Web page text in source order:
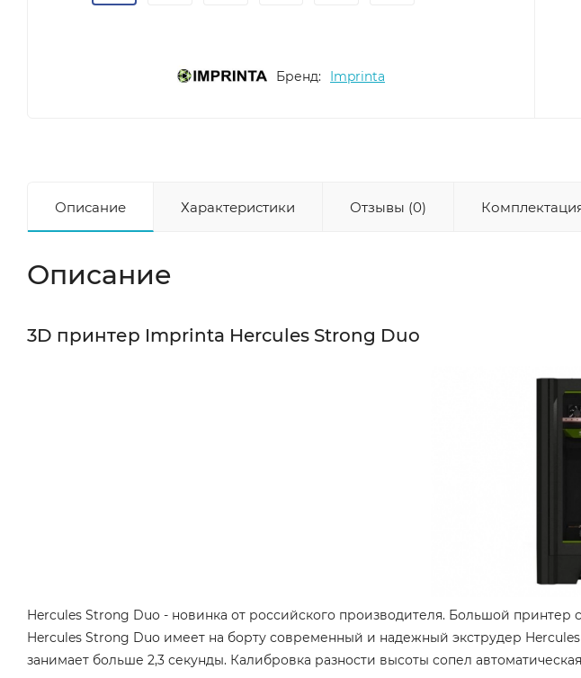
Бренд: Imprinta
Описание Характеристики Отзывы (0)
Описание
3D принтер Imprinta Hercules Strong Duo
Hercules Strong Duo - новинка от российского производителя. Большой принтер
Hercules Strong Duo имеет на борту современный и надежный экструдер
занимает больше 2,3 секунды. Калибровка разности высоты сопел